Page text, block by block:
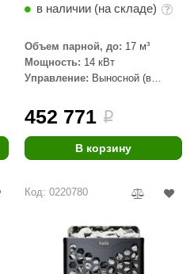
в наличии (на складе)
Объем парной, до: 17 м³
Мощность: 14 кВт
Управление: Выносной (в
452 771 i
В корзину
Код: 0220780